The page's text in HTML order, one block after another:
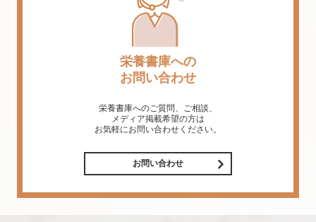
栄養書庫への
お問い合わせ
栄養書庫へのご質問、ご相談、
メディア掲載希望の方は
お気軽にお問い合わせください。
お問い合わせ